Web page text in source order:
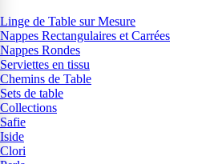
Linge de Table sur Mesure
Nappes Rectangulaires et Carrées
Nappes Rondes
Serviettes en tissu
Chemins de Table
Sets de table
Collections
Safie
Iside
Clori